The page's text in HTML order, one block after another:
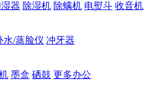
器 除湿机 除螨机 电熨斗 收音机
水/蒸脸仪 冲牙器
墨盒 硒鼓 更多办公